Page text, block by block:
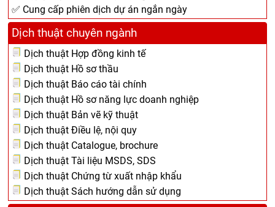
✅ Cung cấp phiên dịch dự án ngắn ngày
Dịch thuật chuyên ngành
Dịch thuật Hợp đồng kinh tế
Dịch thuật Hồ sơ thầu
Dịch thuật Báo cáo tài chính
Dịch thuật Hồ sơ năng lực doanh nghiệp
Dịch thuật Bản vẽ kỹ thuật
Dịch thuật Điều lệ, nội quy
Dịch thuật Catalogue, brochure
Dịch thuật Tài liệu MSDS, SDS
Dịch thuật Chứng từ xuất nhập khẩu
Dịch thuật Sách hướng dẫn sử dụng